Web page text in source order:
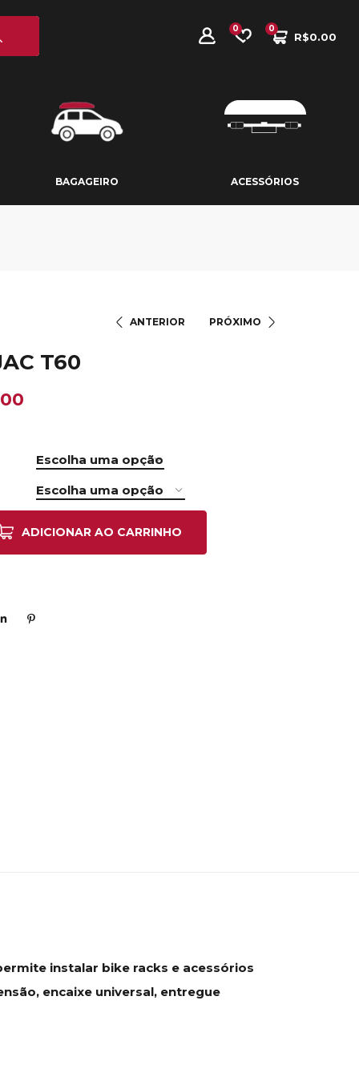
0
R$0.00
0
BAGAGEIRO ACESSÓRIOS
ANTERIOR PRÓXIMO
T60
ADICIONAR AO CARRINHO
instalar bike racks e acessórios
encaixe universal, entregue